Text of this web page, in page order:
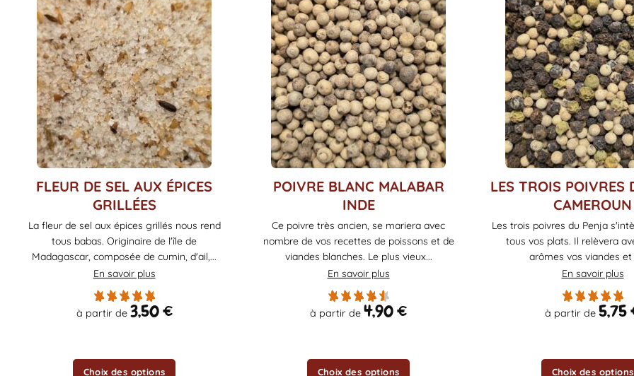
FLEUR DE SEL AUX ÉPICES
GRILLÉES
La fleur de sel aux épices grillés nous rend
tous babas. Originaire de l'île de
Madagascar, composée de cumin, d'ail,...
En savoir plus
à partir de 3,50€
Choix des options
plusieurs
variations.
Les
POIVRE BLANC MALABAR
INDE
Ce poivre très ancien, se mariera avec
nombre de vos recettes de poissons et de
viandes blanches. Le plus vieux...
En savoir plus
à partir de 4,90€
Choix des options
plusieurs
variations.
LES TROIS POIVRES
CAMEROUN
Les trois poivres du Penja
tous vos plats. Il relèvera
arômes vos viandes et
En savoir plus
à partir de 5,75
Choix des options
Ce
plusieurs
variations.